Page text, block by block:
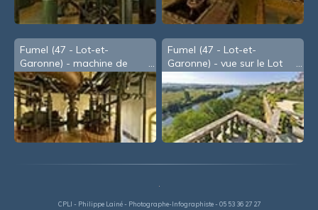
Fumel (47 - Lot-et-
Garonne) - machine de
Watt - 4
Fumel (47 - Lot-et-
Garonne) - vue sur le Lot
depuis la mairie
CPLI - Philippe Lainé - Photographe-Infographiste - 05 53 36 27 27